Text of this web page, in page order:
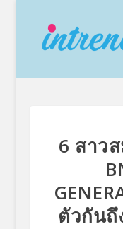
6 สาว
ตัวกันถึ